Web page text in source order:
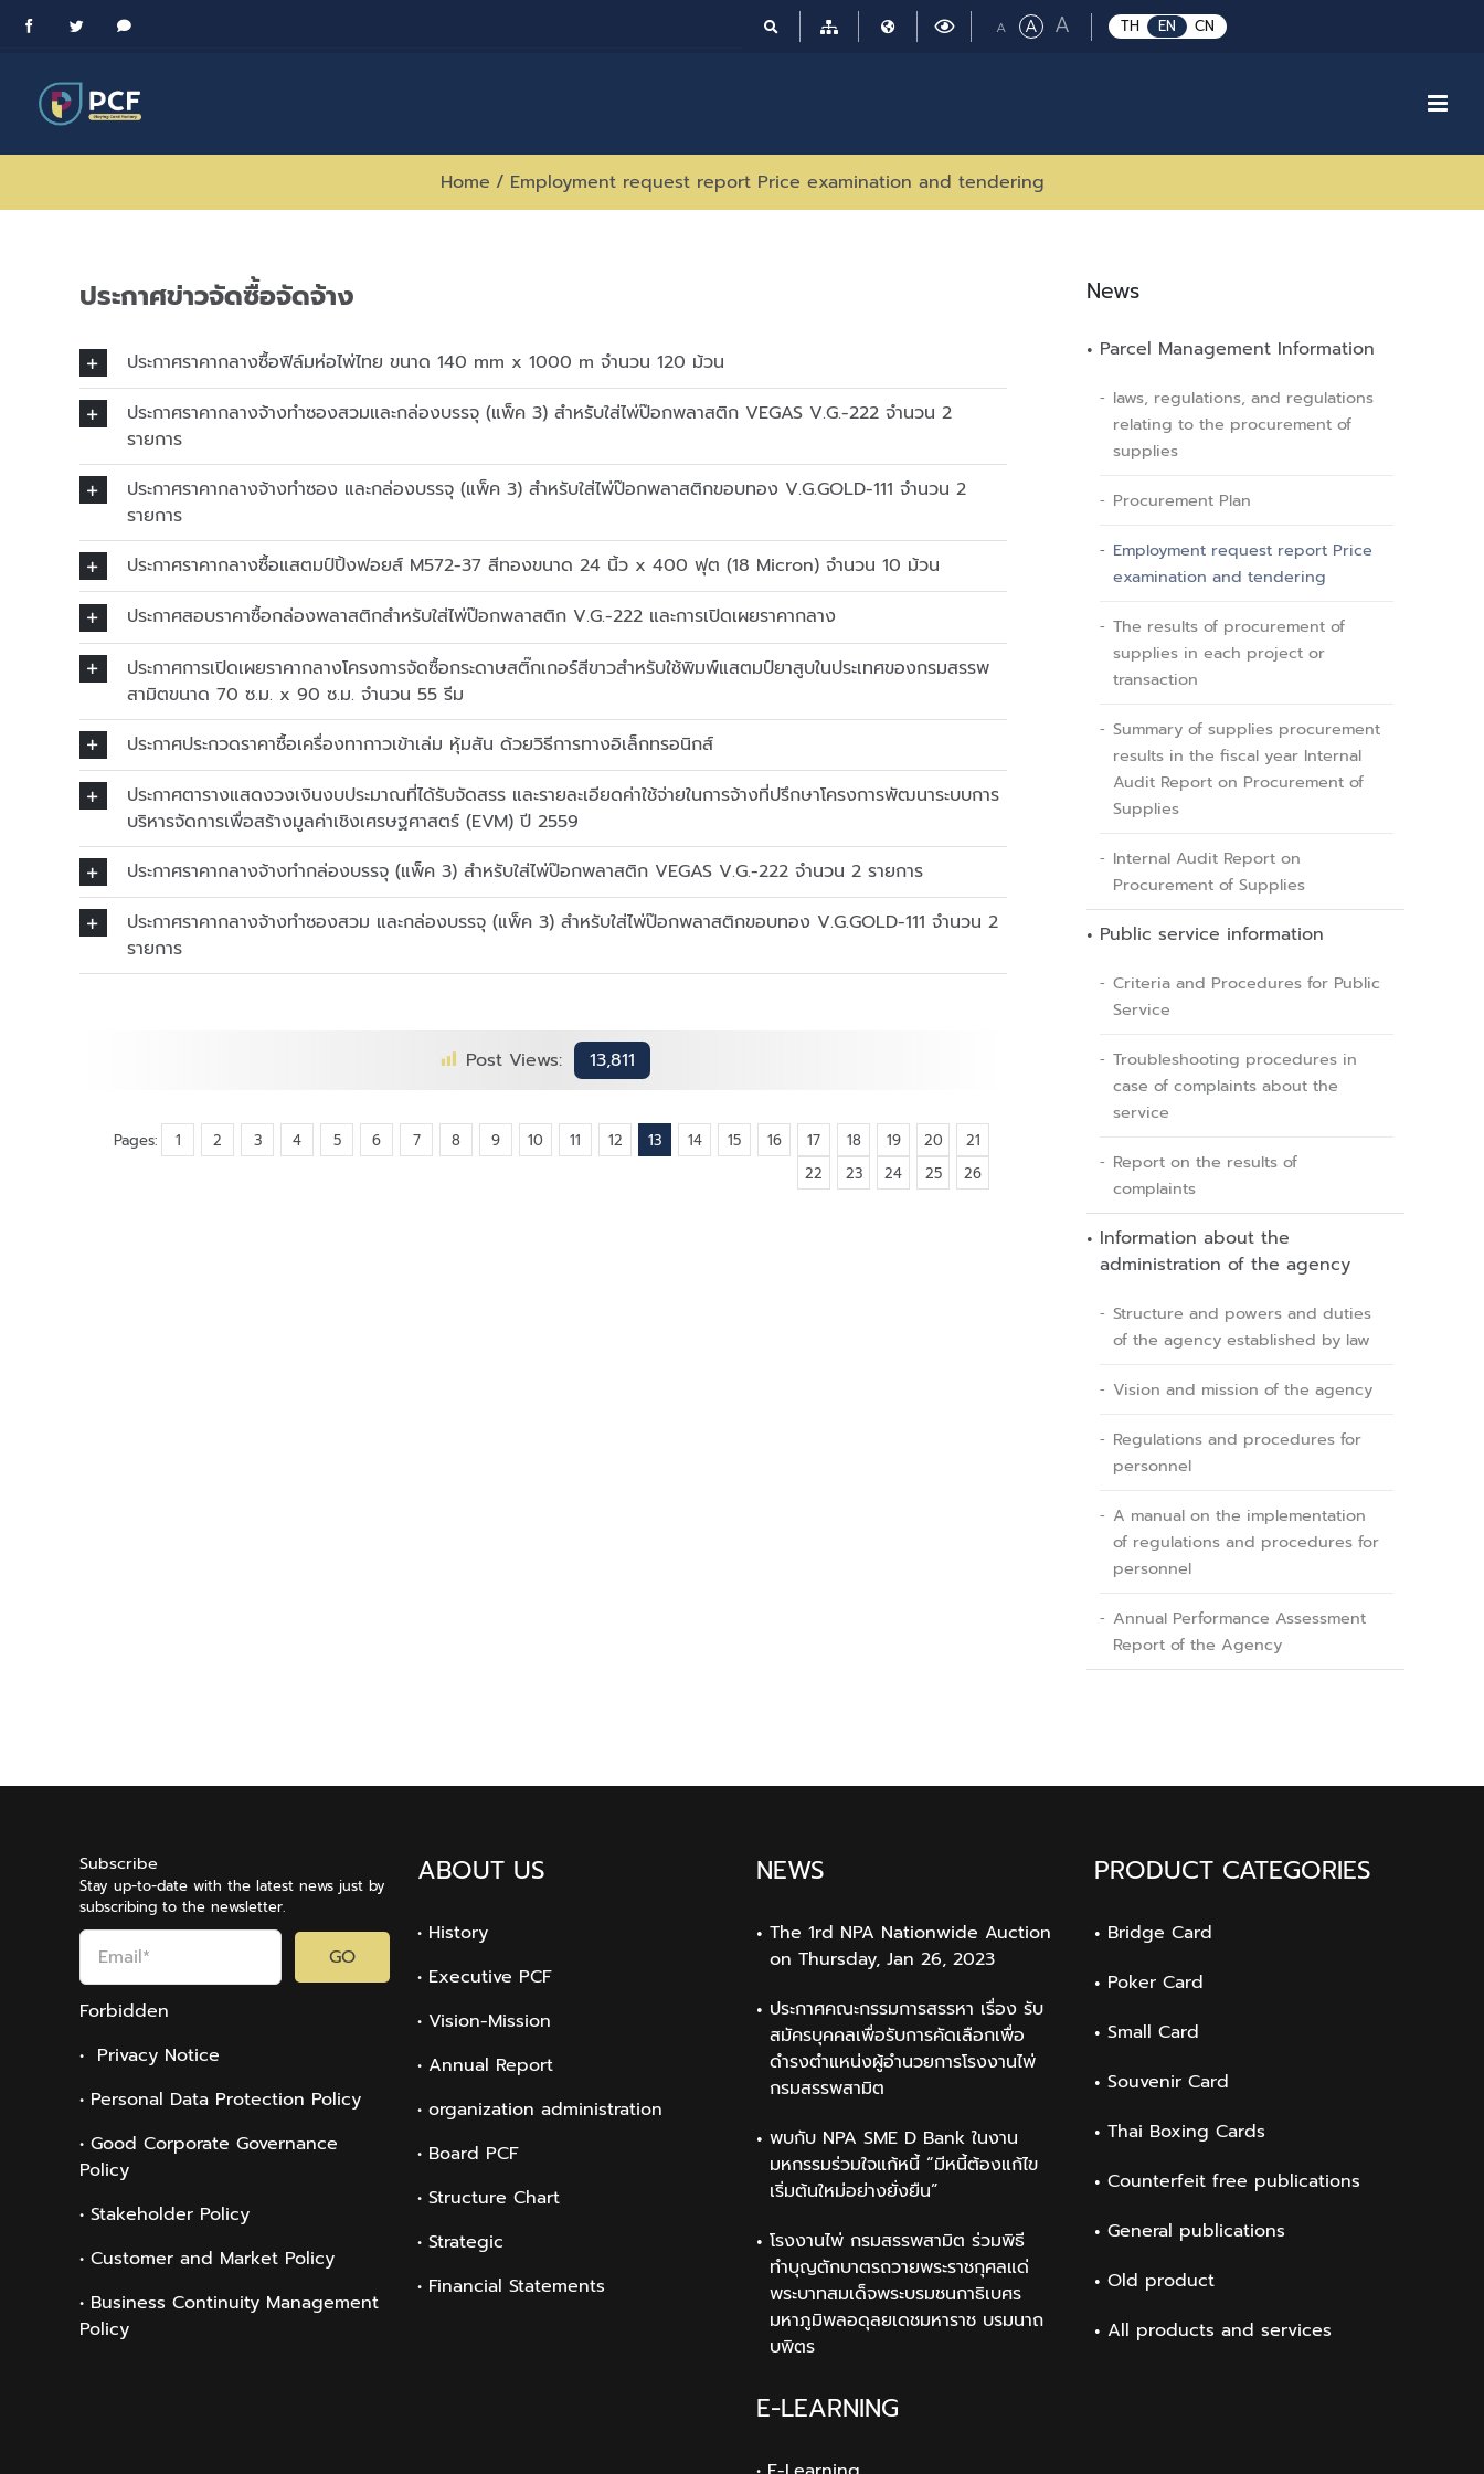
Skip
FacebookTwitter Messenger TH EN CN
ASmall
ARegular
A Large
font
Home / Employment request report Price examination and tendering
ประกาศข่าวจัดซื้อจัดจ้าง
ประกาศราคากลางซื้อฟิล์มห่อไพ่ไทย ขนาด 140 mm x 1000 m จำนวน 120 ม้วน
ประกาศราคากลางจ้างทำซองสวมและกล่องบรรจุ (แพ็ค 3) สำหรับใส่ไพ่ป๊อกพลาสติก VEGAS V.G.-222 จำนวน 2
รายการ
ประกาศราคากลางจ้างทำซอง และกล่องบรรจุ (แพ็ค 3) สำหรับใส่ไพ่ป๊อกพลาสติกขอบทอง V.G.GOLD-111 จำนวน 2
รายการ
ประกาศราคากลางซื้อแสตมป์ปิ้งฟอยส์ M572-37 สีทองขนาด 24 นิ้ว x 400 ฟุต (18 Micron) จำนวน 10 ม้วน
ประกาศสอบราคาซื้อกล่องพลาสติกสำหรับใส่ไพ่ป๊อกพลาสติก V.G.-222 และการเปิดเผยราคากลาง
ประกาศการเปิดเผยราคากลางโครงการจัดซื้อกระดาษสติ๊กเกอร์สีขาวสำหรับใช้พิมพ์แสตมป์ยาสูบในประเทศของกรมสรรพ
สามิตขนาด 70 ซ.ม. x 90 ซ.ม. จำนวน 55 รีม
ประกาศประกวดราคาซื้อเครื่องทากาวเข้าเล่ม หุ้มสัน ด้วยวิธีการทางอิเล็กทรอนิกส์
ประกาศตารางแสดงวงเงินงบประมาณที่ได้รับจัดสรร และรายละเอียดค่าใช้จ่ายในการจ้างที่ปรึกษาโครงการพัฒนาระบบการ
บริหารจัดการเพื่อสร้างมูลค่าเชิงเศรษฐศาสตร์ (EVM) ปี 2559
ประกาศราคากลางจ้างทำกล่องบรรจุ (แพ็ค 3) สำหรับใส่ไพ่ป๊อกพลาสติก VEGAS V.G.-222 จำนวน 2 รายการ
ประกาศราคากลางจ้างทำซองสวม และกล่องบรรจุ (แพ็ค 3) สำหรับใส่ไพ่ป๊อกพลาสติกขอบทอง V.G.GOLD-111 จำนวน 2
รายการ
Post Views: 13,811
Pages: 1 2 3 4 5 6 7 8 9 10 11 12 13 14 15 16 17 18 19 20
21
22
23 24 25 26
News
Parcel Management Information
laws, regulations, and regulations
relating to the procurement of
supplies
Procurement Plan
Employment request report Price
examination and tendering
The results of procurement of
supplies in each project or
transaction
Summary of supplies procurement
results in the fiscal year Internal
Audit Report on Procurement of
Supplies
Internal Audit Report on
Procurement of Supplies
Public service information
Criteria and Procedures for Public
Service
Troubleshooting procedures in
case of complaints about the
service
Report on the results of
complaints
Information about the
administration of the agency
Structure and powers and duties
of the agency established by law
Vision and mission of the agency
Regulations and procedures for
personnel
A manual on the implementation
of regulations and procedures for
personnel
Annual Performance Assessment
Report of the Agency
Subscribe
Stay up-to-date with the latest news just by
subscribing to the newsletter.
GO
Forbidden
• Privacy Notice
• Personal Data Protection Policy
• Good Corporate Governance
Policy
• Stakeholder Policy
• Customer and Market Policy
• Business Continuity Management
Policy
ABOUT US
• History
• Executive PCF
• Vision-Mission
• Annual Report
• organization administration
• Board PCF
• Structure Chart
• Strategic
• Financial Statements
NEWS
The 1rd NPA Nationwide Auction
on Thursday, Jan 26, 2023
ประกาศคณะกรรมการสรรหา เรื่อง รับ
สมัครบุคคลเพื่อรับการคัดเลือกเพื่อ
ดำรงตำแหน่งผู้อำนวยการโรงงานไพ่
กรมสรรพสามิต
พบกับ NPA SME D Bank ในงาน
มหกรรมร่วมใจแก้หนี้ “มีหนี้ต้องแก้ไข
เริ่มต้นใหม่อย่างยั่งยืน”
โรงงานไพ่ กรมสรรพสามิต ร่วมพิธี
ทำบุญตักบาตรถวายพระราชกุศลแด่
พระบาทสมเด็จพระบรมชนกาธิเบศร
มหาภูมิพลอดุลยเดชมหาราช บรมนาถ
บพิตร
E-LEARNING
PRODUCT CATEGORIES
Bridge Card
Poker Card
Small Card
Souvenir Card
Thai Boxing Cards
Counterfeit free publications
General publications
Old product
All products and services